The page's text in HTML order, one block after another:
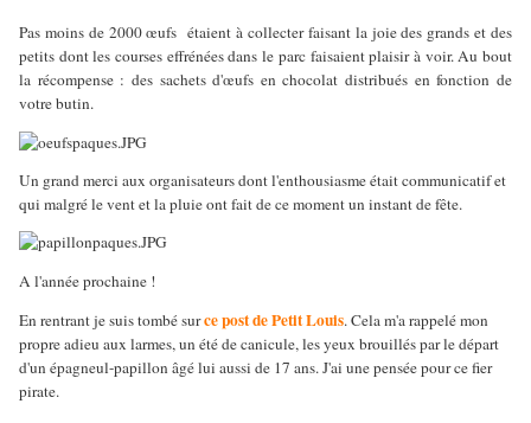
Pas moins de 2000 œufs étaient à collecter faisant la joie des grands et des
petits dont les courses effrénées dans le parc faisaient plaisir à voir. Au bout
la récompense : des sachets d'œufs en chocolat distribués en fonction de
votre butin.
Un grand merci aux organisateurs dont l'enthousiasme était communicatif et
qui malgré le vent et la pluie ont fait de ce moment un instant de fête.
A l'année prochaine !
En rentrant je suis tombé surce post de Petit Louis. Cela m'a rappelé mon
propre adieu aux larmes, un été de canicule, les yeux brouillés par le départ
d'un épagneul-papillon âgé lui aussi de 17 ans. J'ai une pensée pour ce fier
pirate.